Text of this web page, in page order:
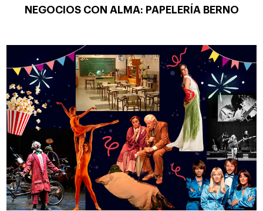
NEGOCIOS CON ALMA: PAPELERÍA BERNO